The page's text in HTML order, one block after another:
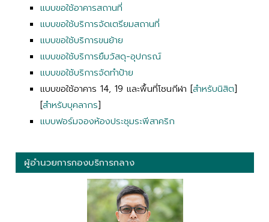
แบบขอใช้อาคารสถานที่
แบบขอใช้บริการจัดเตรียมสถานที่
แบบขอใช้บริการขนย้าย
แบบขอใช้บริการยืมวัสดุ-อุปกรณ์
แบบขอใช้บริการจัดทำป้าย
แบบขอใช้อาคาร 14, 19 และพื้นที่โซนกีฬา [สำหรับนิสิต]
[สำหรับบุคลากร]
แบบฟอร์มจองห้องประชุมระพีสาคริก
ผู้อำนวยการกองบริการกลาง